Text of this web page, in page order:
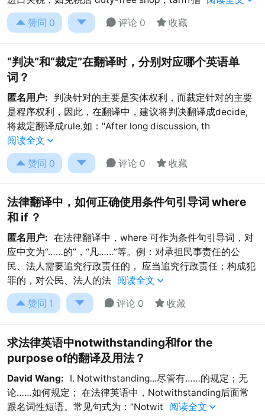
 赞同 0   评论 0  收藏
“判决”和“裁定”在翻译时，分别对应哪个英语单
词？
匿名用户:
判决针对的主要是实体权利，而裁定针对的主要
是程序权利，因此，在翻译中，建议将判决翻译成decide,
将裁定翻译成rule.如："After long discussion, th
阅读全文 
 赞同 0   评论 0  收藏
法律翻译中，如何正确使用条件句引导词 where
和 if ？
匿名用户: 在法律翻译中，where 可作为条件句引导词，对
应中文为“……的”，“凡……”等。例：对承担民事责任的公
民、法人需要追究行政责任的， 应当追究行政责任；构成犯
罪的，对公民、法人的法 阅读全文 
 赞同 1   评论 0  收藏
求法律英语中notwithstanding和for the
purpose of的翻译及用法？
David Wang:
I. Notwithstanding...尽管有……的规定；无
论……如何规定； 在法律英语中，Notwithstanding后面常
跟名词性短语。常见句式为：”Notwit
阅读全文 